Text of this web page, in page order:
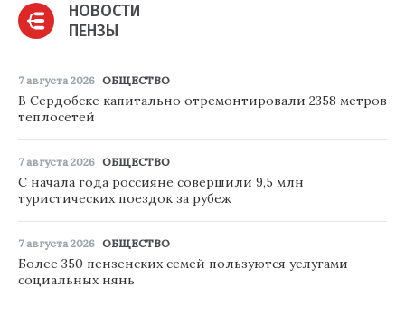
НОВОСТИ
ПЕНЗЫ
7 августа 2026 ОБЩЕСТВО
В Сердобске капитально отремонтировали 2358 метров
теплосетей
7 августа 2026 ОБЩЕСТВО
С начала года россияне совершили 9,5 млн
туристических поездок за рубеж
7 августа 2026 ОБЩЕСТВО
Более 350 пензенских семей пользуются услугами
социальных нянь